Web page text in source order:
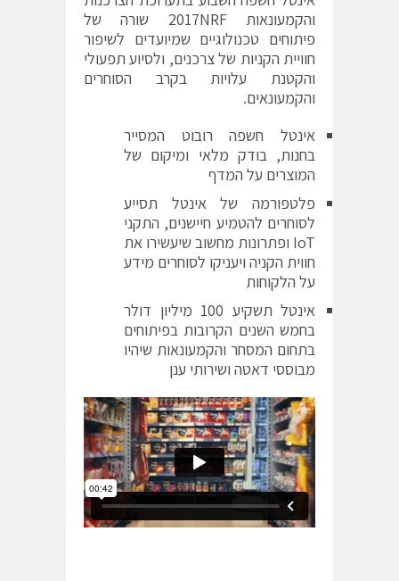
והקמעונאות 2017NRF שורה של
פיתוחים טכנולוגיים שמיועדים לשיפור
חוויית הקניות של צרכנים, ולסיוע תפעולי
והקטנת עלויות בקרב הסוחרים
והקמעונאים.
אינטל חשפה רובוט המסייר
בחנות, בודק מלאי ומיקום של
המוצרים על המדף
פלטפורמה של אינטל תסייע
לסוחרים להטמיע חיישנים, התקני
IoT ופתרונות מחשוב שיעשירו את
חווית הקניה ויעניקו לסוחרים מידע
על הלקוחות
אינטל תשקיע 100 מיליון דולר
בחמש השנים הקרובות בפיתוחים
בתחום המסחר והקמעונאות שיהיו
מבוססי דאטה ושירותי ענן